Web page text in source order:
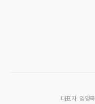
대표자 : 임영묵